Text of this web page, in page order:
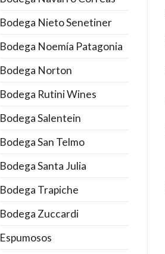
Bodega Nieto Senetiner
Bodega Noemía Patagonia
Bodega Norton
Bodega Rutini Wines
Bodega Salentein
Bodega San Telmo
Bodega Santa Julia
Bodega Trapiche
Bodega Zuccardi
Espumosos